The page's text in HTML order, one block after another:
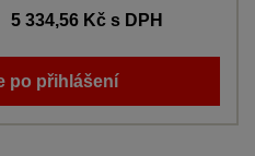
5 334,56 Kčs DPH
po přihlášení